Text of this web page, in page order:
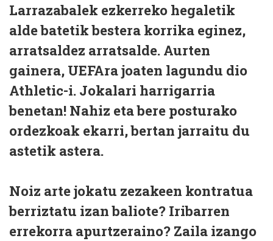
Larrazabalek ezkerreko hegaletik
alde batetik bestera korrika eginez,
arratsaldez arratsalde. Aurten
gainera, UEFAra joaten lagundu dio
Athletic-i. Jokalari harrigarria
benetan! Nahiz eta bere posturako
ordezkoak ekarri, bertan jarraitu du
astetik astera.
Noiz arte jokatu zezakeen kontratua
berriztatu izan baliote? Iribarren
errekorra apurtzeraino? Zaila izango